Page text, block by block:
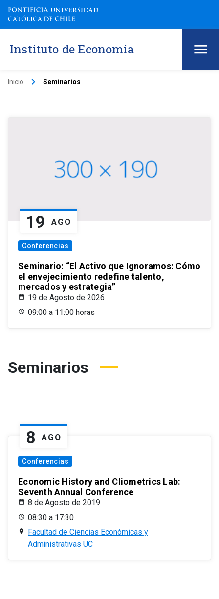
Instituto de Economía
Inicio keyboard_arrow_right Seminarios
19 AGO
Conferencias
Seminario: “El Activo que Ignoramos: Cómo
el envejecimiento redefine talento,
mercados y estrategia”
19 de Agosto de 2026
09:00 a 11:00 horas
Seminarios
8 AGO
Conferencias
Economic History and Cliometrics Lab:
Seventh Annual Conference
8 de Agosto de 2019
08:30 a 17:30
Facultad de Ciencias Económicas y
Administrativas UC